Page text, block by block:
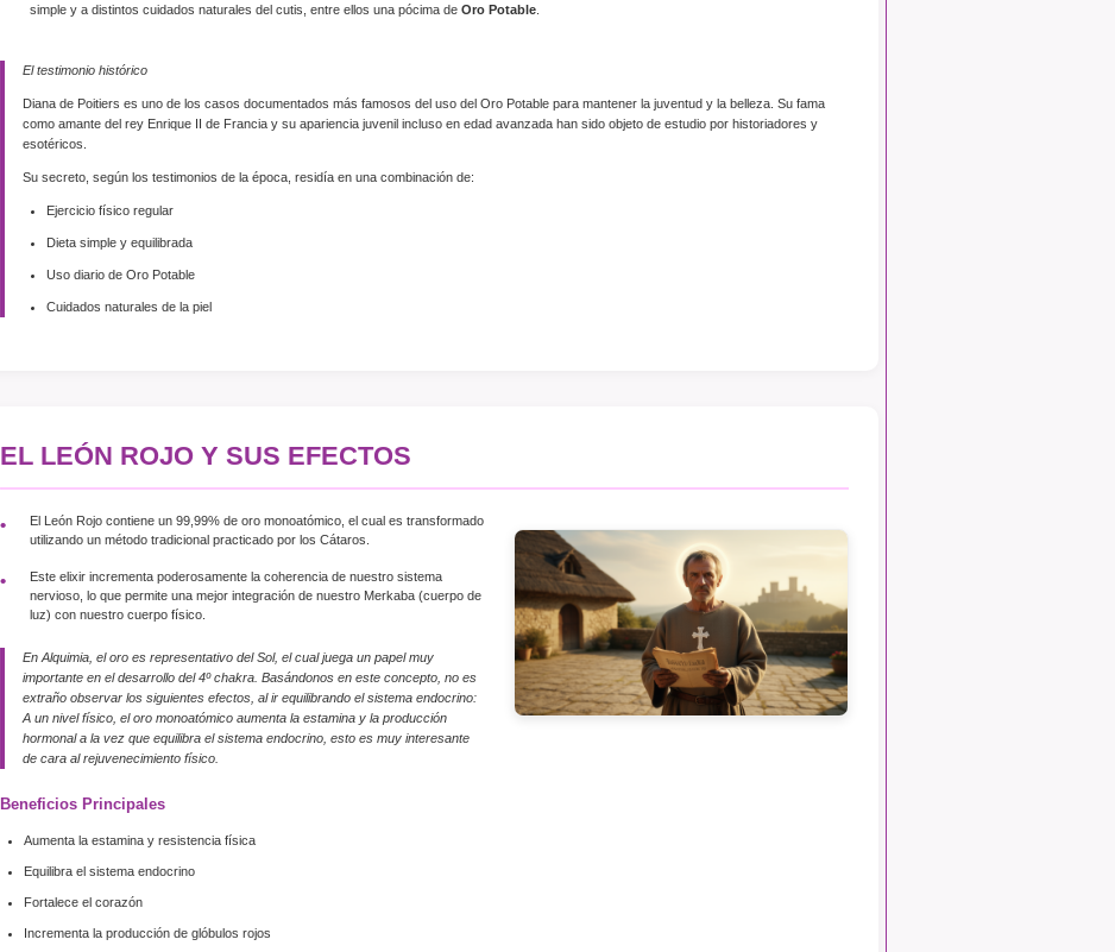
simple y a distintos cuidados naturales del cutis, entre ellos una pócima de Oro Potable
El testimonio histórico
Diana de Poitiers es uno de los casos documentados más famosos del uso del Oro Potable para mantener la juventud y la belleza. Su fama
como amante del rey Enrique II de Francia y su apariencia juvenil incluso en edad avanzada han sido objeto de estudio por historiadores y
esotéricos.
Su secreto, según los testimonios de la época, residía en una combinación de:
Ejercicio físico regular
Dieta simple y equilibrada
Uso diario de Oro Potable
Cuidados naturales de la piel
EL LEÓN ROJO Y SUS EFECTOS
El León Rojo contiene un 99,99% de oro monoatómico, el cual es transformado
utilizando un método tradicional practicado por los Cátaros.
Este elixir incrementa poderosamente la coherencia de nuestro sistema
nervioso, lo que permite una mejor integración de nuestro Merkaba (cuerpo de
luz) con nuestro cuerpo físico.
En Alquimia, el oro es representativo del Sol, el cual juega un papel muy
importante en el desarrollo del 4º chakra. Basándonos en este concepto, no es
extraño observar los siguientes efectos, al ir equilibrando el sistema endocrino:
A un nivel físico, el oro monoatómico aumenta la estamina y la producción
hormonal a la vez que equilibra el sistema endocrino, esto es muy interesante
de cara al rejuvenecimiento físico.
Beneficios Principales
Aumenta la estamina y resistencia física
Equilibra el sistema endocrino
Fortalece el corazón
Incrementa la producción de glóbulos rojos